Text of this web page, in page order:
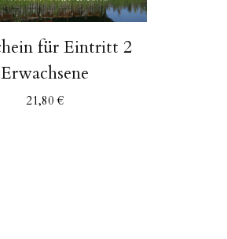
für Eintritt 2
Erwachsene
21,80€